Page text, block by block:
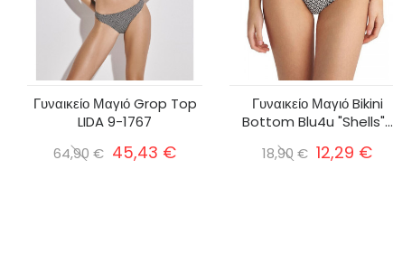
Γυναικείο Μαγιό Grop Top
LIDA 9-1767
64,90 € 45,43 €
Γυναικείο Μαγιό Bikini
Bottom Blu4u "Shells"...
18,90 € 12,29 €